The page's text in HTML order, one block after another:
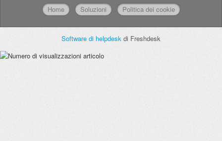
Home Soluzioni Politica dei cookie
Software di helpdesk di Freshdesk